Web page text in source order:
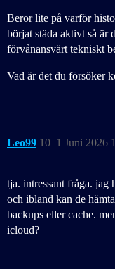
Beror lite på varför
börjat städa aktivt så är
förvånansvärt tekniskt
Vad är det du försöker
Leo99 1 Juni 2026
10
tja. intressant fråga. jag
och ibland kan de
backups eller cache.
icloud?